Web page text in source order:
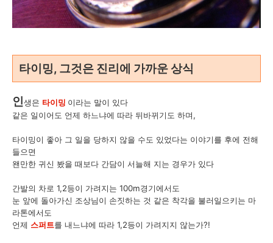
타이밍, 그것은 진리에 가까운 상식
인생은 타이밍 이라는 말이 있다
같은 일이어도 언제 하느냐에 따라 뒤바뀌기도 하며,
타이밍이 좋아 그 일을 당하지 않을 수도 있었다는 이야기를 후에 전해
들으면
왠만한 귀신 봤을 때보다 간담이 서늘해 지는 경우가 있다
간발의 차로 1,2등이 가려지는 100m경기에서도
눈 앞에 돌아가신 조상님이 손짓하는 것 같은 착각을 불러일으키는 마
라톤에서도
언제 스퍼트를 내느냐에 따라 1,2등이 가려지지 않는가?!